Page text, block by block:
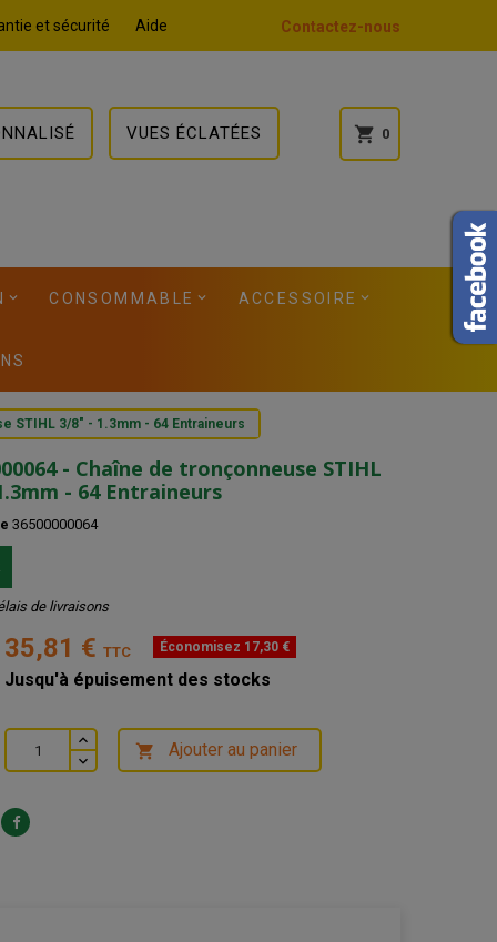
et sécurité Aide Contactez-nous
VUES ÉCLATÉES shopping_cart 0
CONSOMMABLE ACCESSOIRE
STIHL 3/8" - 1.3mm - 64 Entraineurs
- Chaîne de tronçonneuse STIHL
- 64 Entraineurs
36500000064
de livraisons
35,81 € TTC Économisez 17,30 €
Jusqu'à épuisement des stocks
 Ajouter au panier